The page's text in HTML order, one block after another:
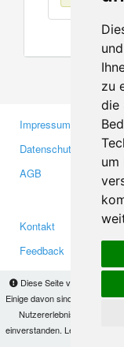
zu
die
um
Diese Seite verwendet
Einige davon sind notwendig,
Nutzererlebnis zu
einverstanden. Lesen Sie
Impressum
Datenschutzerklärung
AGB
Kontakt
Feedback